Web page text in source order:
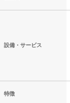
設備・サービス
特徴